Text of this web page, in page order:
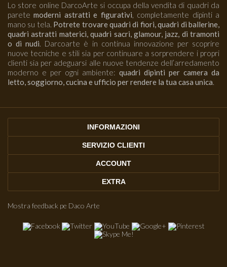
Lo store online DarcoArte si occupa della vendita di quadri da
paretemoderni astratti e figurativi, completamente dipinti a
mano su tela. Potrete trovare quadri di fiori, quadri di ballerine,
quadri astratti materici, quadri sacri, glamour, jazz, di tramonti
o di nudi. Darcoarte è in continua innovazione per scoprire
nuove tecniche e stili sia per continuare a sorprendere i propri
clienti sia per adeguarsi alle nuove tendenze dell’arredamento
moderno e per ogni ambiente: quadri dipinti per camera da
letto, soggiorno, cucina e ufficio per rendere la tua casa unica.
INFORMAZIONI
SERVIZIO CLIENTI
ACCOUNT
EXTRA
Mostra feedback pe Daco Arte